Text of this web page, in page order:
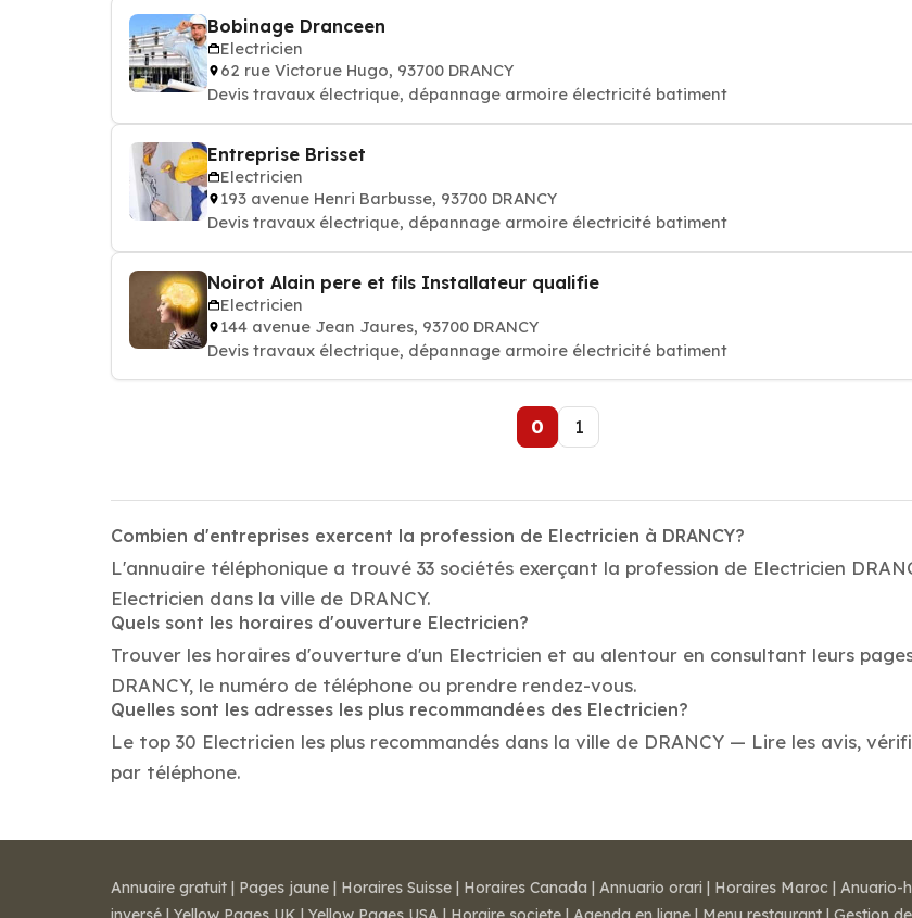
Bobinage Dranceen
Electricien
62 rue Victorue Hugo, 93700 DRANCY
Devis travaux électrique, dépannage armoire électricité batiment
Entreprise Brisset
Electricien
193 avenue Henri Barbusse, 93700 DRANCY
Devis travaux électrique, dépannage armoire électricité batiment
Noirot Alain pere et fils Installateur qualifie
Electricien
144 avenue Jean Jaures, 93700 DRANCY
Devis travaux électrique, dépannage armoire électricité batiment
0 1
Combien d'entreprises exercent la profession de Electricien à DRANCY?
L'annuaire téléphonique a trouvé 33 sociétés exerçant la profession de Electricien
Electricien dans la ville de DRANCY.
Quels sont les horaires d'ouverture Electricien?
Trouver les horaires d'ouverture d'un Electricien et au alentour en consultant leurs
DRANCY, le numéro de téléphone ou prendre rendez-vous.
Quelles sont les adresses les plus recommandées des Electricien?
Le top 30 Electricien les plus recommandés dans la ville de DRANCY — Lire les avis,
par téléphone.
Annuaire gratuit | Pages jaune | Horaires Suisse | Horaires Canada | Annuario orari | Horaires Maroc | Anuario-